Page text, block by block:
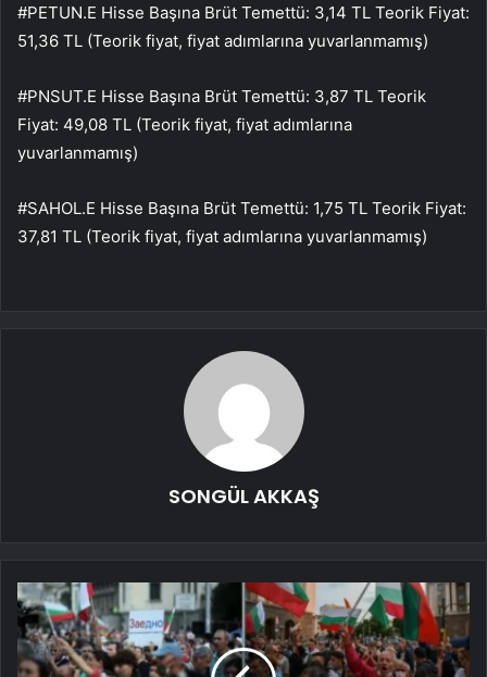
#PETUN.E Hisse Başına Brüt Temettü: 3,14 TL Teorik Fiyat:
51,36 TL (Teorik fiyat, fiyat adımlarına yuvarlanmamış)
#PNSUT.E Hisse Başına Brüt Temettü: 3,87 TL Teorik
Fiyat: 49,08 TL (Teorik fiyat, fiyat adımlarına
yuvarlanmamış)
#SAHOL.E Hisse Başına Brüt Temettü: 1,75 TL Teorik Fiyat:
37,81 TL (Teorik fiyat, fiyat adımlarına yuvarlanmamış)
SONGÜL AKKAŞ